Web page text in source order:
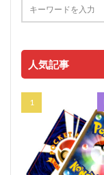
人気記事